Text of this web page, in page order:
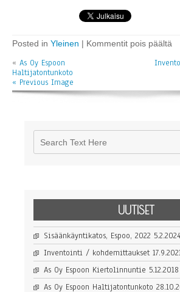
Posted in Yleinen | Kommentit pois päältä
« As Oy Espoon
Haltijatontunkoto
« Previous Image
UUTISET
Sisäänkäyntikatos, Espoo, 2022 5.2.2024
Inventointi / kohdemittaukset
As Oy Espoon Kiertolinnuntie 5.12.2018
As Oy Espoon Haltijatontunkoto